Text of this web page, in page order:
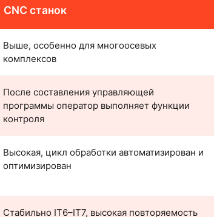
CNC станок
Выше, особенно для многоосевых
комплексов
После составления управляющей
программы оператор выполняет функции
контроля
Высокая, цикл обработки автоматизирован и
оптимизирован
Стабильно IT6–IT7, высокая повторяемость